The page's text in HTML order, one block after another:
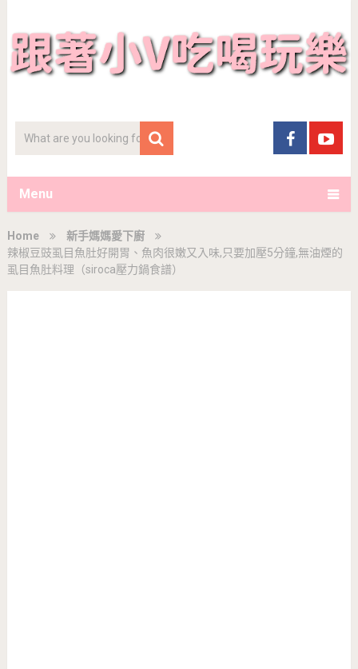
Menu
Home
新手媽媽愛下廚
辣椒豆豉虱目魚肚好開胃、魚肉很嫩又入味,只要加壓5分鐘,無油煙的
虱目魚肚料理（siroca壓力鍋食譜）